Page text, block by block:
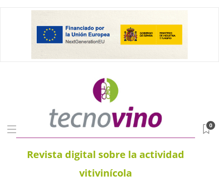
Revista digital sobre la actividad
vitivinícola
0